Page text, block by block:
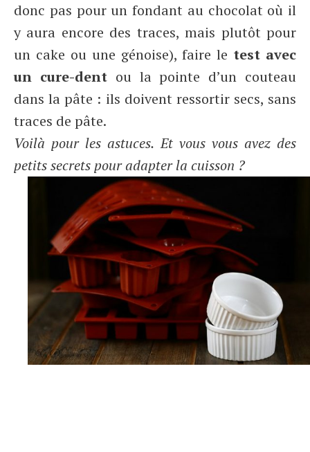
donc pas pour un fondant au chocolat où il
y aura encore des traces, mais plutôt pour
un cake ou une génoise), faire le test avec
un cure-dentou la pointe d’un couteau
dans la pâte : ils doivent ressortir secs, sans
traces de pâte.
Voilà pour les astuces. Et vous vous avez des
petits secrets pour adapter la cuisson ?